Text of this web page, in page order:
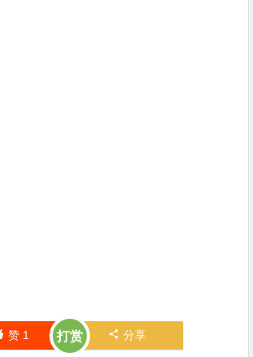
赞 1 打赏 分享